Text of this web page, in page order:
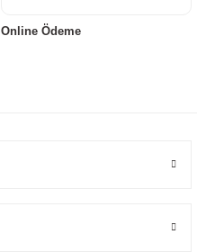
Online Ödeme